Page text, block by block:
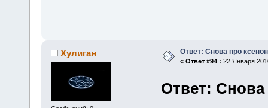
Хулиган Ответ: Снова про ксенон
« Ответ #94 : 22 Января
Ответ: Снова